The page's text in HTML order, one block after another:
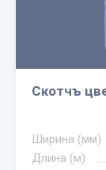
Скотчъ
Ширина (мм)
Длина (м)